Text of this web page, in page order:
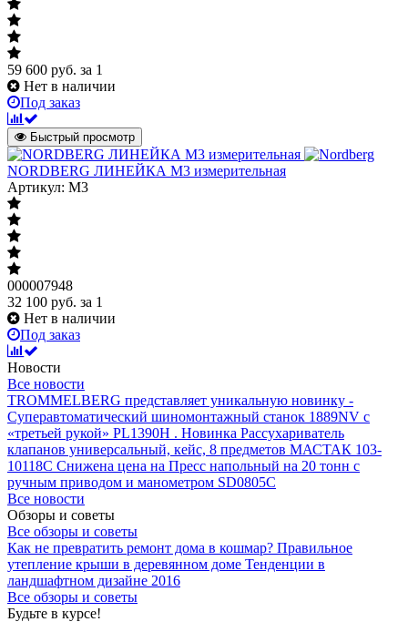
59 600 руб. за 1
Нет в наличии
Под заказ
Быстрый просмотр
NORDBERG ЛИНЕЙКА M3 измерительная
Артикул: M3
000007948
32 100 руб. за 1
Нет в наличии
Под заказ
Новости
Все новости
TROMMELBERG представляет уникальную новинку -
Суперавтоматический шиномонтажный станок 1889NV с
«третьей рукой» PL1390H . Новинка Рассухариватель
клапанов универсальный, кейс, 8 предметов МАСТАК 103-
10118C Снижена цена на Пресс напольный на 20 тонн с
ручным приводом и манометром SD0805C
Все новости
Обзоры и советы
Все обзоры и советы
Как не превратить ремонт дома в кошмар? Правильное
утепление крыши в деревянном доме Тенденции в
ландшафтном дизайне 2016
Все обзоры и советы
Будьте в курсе!